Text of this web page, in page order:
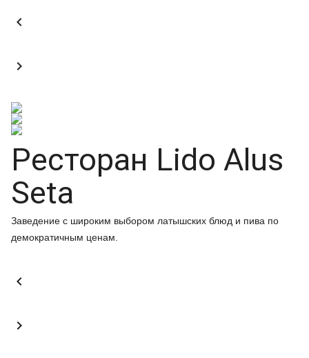


Ресторан Lido Alus
Seta
Заведение с широким выбором латышских блюд и пива по
демократичным ценам.

